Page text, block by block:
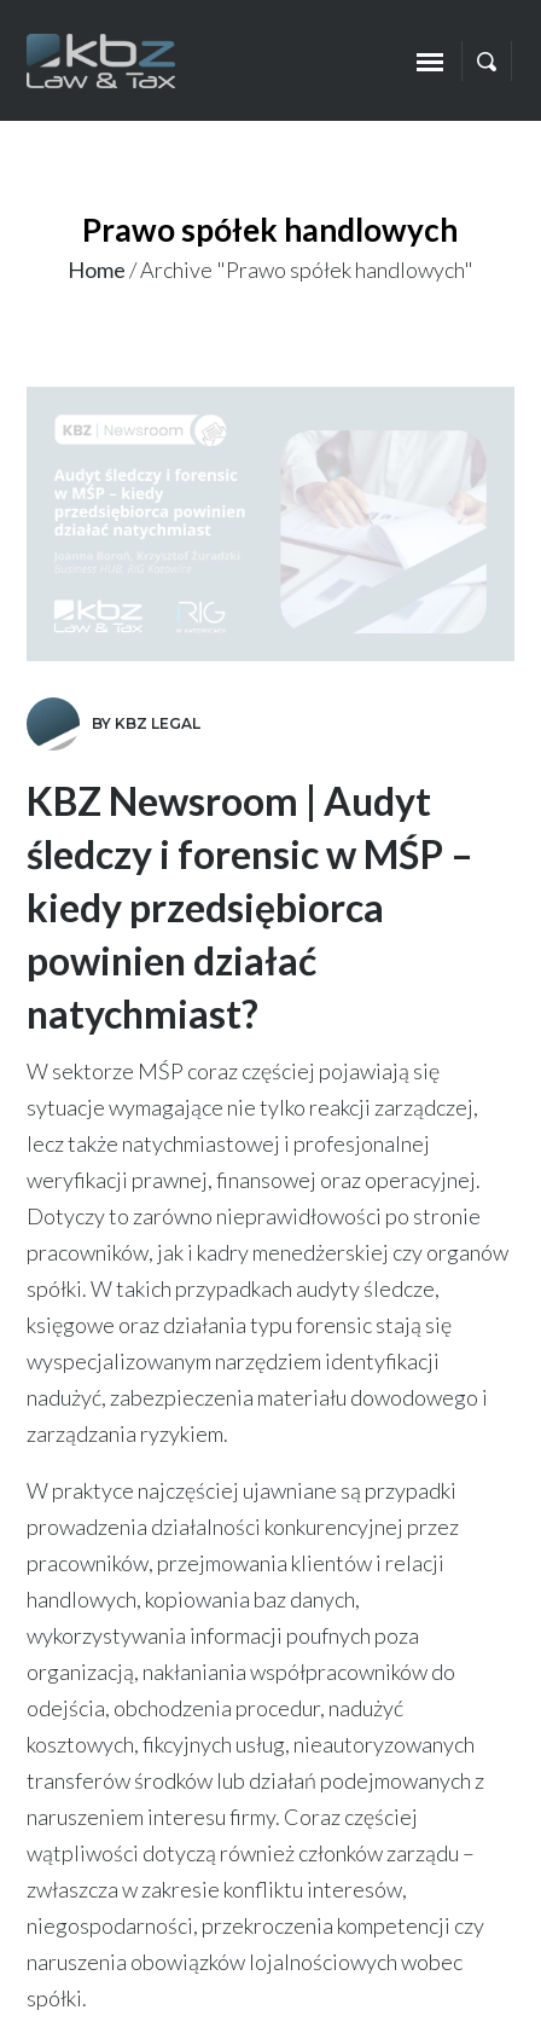
Prawo spółek handlowych
Home/Archive "Prawo spółek handlowych"
BY KBZ LEGAL
KBZ Newsroom | Audyt
śledczy i forensic w MŚP –
kiedy przedsiębiorca
powinien działać
natychmiast?
W sektorze MŚP coraz częściej pojawiają się
sytuacje wymagające nie tylko reakcji zarządczej,
lecz także natychmiastowej i profesjonalnej
weryfikacji prawnej, finansowej oraz operacyjnej.
Dotyczy to zarówno nieprawidłowości po stronie
pracowników, jak i kadry menedżerskiej czy organów
spółki. W takich przypadkach audyty śledcze,
księgowe oraz działania typu forensic stają się
wyspecjalizowanym narzędziem identyfikacji
nadużyć, zabezpieczenia materiału dowodowego i
zarządzania ryzykiem.
W praktyce najczęściej ujawniane są przypadki
prowadzenia działalności konkurencyjnej przez
pracowników, przejmowania klientów i relacji
handlowych, kopiowania baz danych,
wykorzystywania informacji poufnych poza
organizacją, nakłaniania współpracowników do
odejścia, obchodzenia procedur, nadużyć
kosztowych, fikcyjnych usług, nieautoryzowanych
transferów środków lub działań podejmowanych z
naruszeniem interesu firmy. Coraz częściej
wątpliwości dotyczą również członków zarządu –
zwłaszcza w zakresie konfliktu interesów,
niegospodarności, przekroczenia kompetencji czy
naruszenia obowiązków lojalnościowych wobec
spółki.